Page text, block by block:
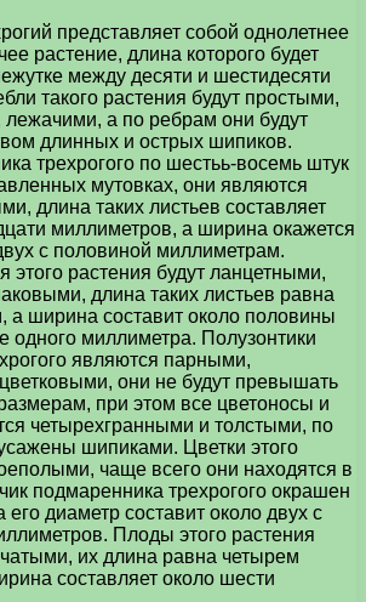
представляет собой однолетнее
растение, длина которого будет
между десяти и шестидесяти
такого растения будут простыми,
а по ребрам они будут
длинных и острых шипиков.
трехрогого по шестьь-восемь штук
мутовках, они являются
длина таких листьев составляет
миллиметров, а ширина окажется
с половиной миллиметрам.
этого растения будут ланцетными,
длина таких листьев равна
а ширина составит около половины
одного миллиметра. Полузонтики
являются парными,
они не будут превышать
при этом все цветоносы и
четырехгранными и толстыми, по
шипиками. Цветки этого
чаще всего они находятся в
подмаренника трехрогого окрашен
диаметр составит около двух с
Плоды этого растения
их длина равна четырем
составляет около шести